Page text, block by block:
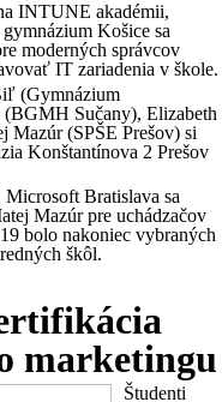
INTUNE akadémii,
gymnázium Košice sa
moderných správcov
IT zariadenia v škole.
(Gymnázium
Sučany), Elizabeth
Mazúr (SPŠE Prešov) si
Konštantínova 2 Prešov
Bratislava sa
Mazúr pre uchádzačov
bolo nakoniec vybraných
škôl.
marketingu
Študenti